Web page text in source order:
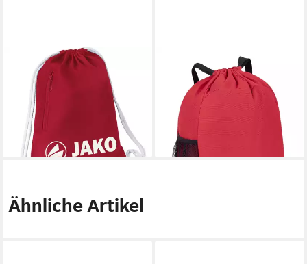
Schuhbeutel Jako Turnbeutel
Gymsack 1789
19,09 €
lieferbar - in 6-8 Werktagen bei dir
Sporttasche One Rucksack (1-
tlg), default
20,79 €
lieferbar - in 6-8 Werktagen bei dir
Ähnliche Artikel